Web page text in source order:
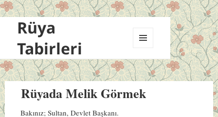
Rüya
Tabirleri
VE
BILEŞENLER
Rüyada Melik Görmek
Bakınız;Sultan,Devlet Başkanı.